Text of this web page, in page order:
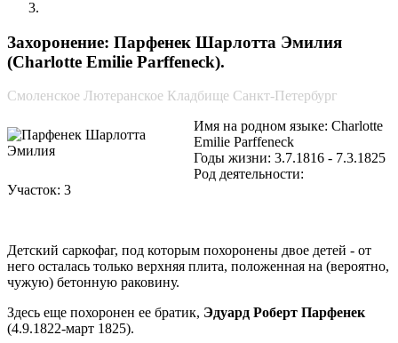
Захоронение: Парфенек Шарлотта Эмилия
(Charlotte Emilie Parffeneck).
Смоленское Лютеранское Кладбище Санкт-Петербург
Имя на родном языке: Charlotte
Emilie Parffeneck
Годы жизни: 3.7.1816 - 7.3.1825
Род деятельности:
Участок: 3
Детский саркофаг, под которым похоронены двое детей - от
него осталась только верхняя плита, положенная на (вероятно,
чужую) бетонную раковину.
Здесь еще похоронен ее братик, Эдуард Роберт Парфенек
(4.9.1822-март 1825).